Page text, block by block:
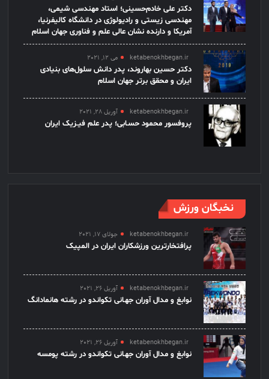
دکتر علی خادم‌حسینی؛ استاد مهندسی شیمی،
مهندسی زیستی و رادیولوژی در دانشگاه کالیفرنیا،
آمریکا و دارنده نشان عالی علم و فناوری جهان اسلام
ketabenokhbegan.ir می 12, 2021
دکتر حسین بهاروند، پدر دانش سلول‌های بنیادی
ایران و محقق برتر جهان اسلام
ketabenokhbegan.ir آوریل 28, 2021
پروفسور محمود حسـابی؛ پدر علم فیـزیک ایران
نخبگان ورزش
ketabenokhbegan.ir جولای 17, 2021
پرافتخارترین ورزشکاران ایران در المپیک
ketabenokhbegan.ir آوریل 26, 2021
نوابغ و مدال آوران جهـانی تکواندو در رشته هانمادانگ
ketabenokhbegan.ir آوریل 26, 2021
نوابغ و مدال آوران جهـانی تکواندو در رشته پومسه